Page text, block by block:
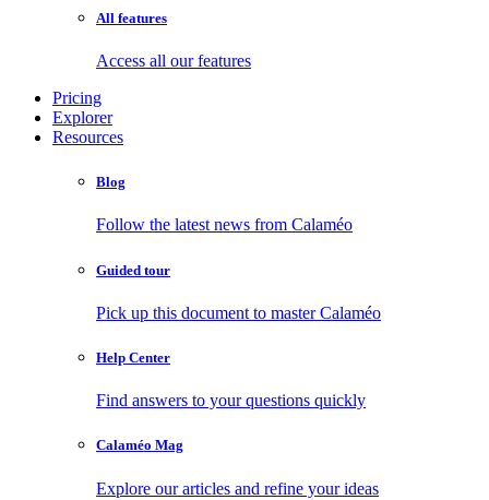
All features
Access all our features
Pricing
Explorer
Resources
Blog
Follow the latest news from Calaméo
Guided tour
Pick up this document to master Calaméo
Help Center
Find answers to your questions quickly
Calaméo Mag
Explore our articles and refine your ideas